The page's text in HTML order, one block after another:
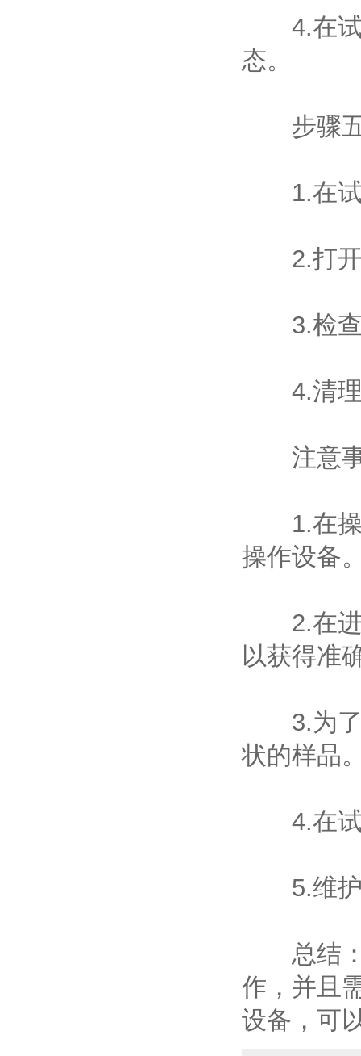
4.在试
态。
步骤五
1.在试
2.打开
3.检查
4.清理
注意事
1.在操
操作设备
2.在进
以获得准
3.为了
状的样品
4.在试
5.维护
总结：
作，并且
设备，可